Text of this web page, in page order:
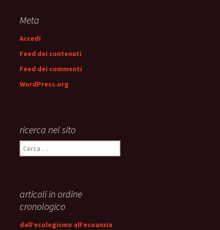
articolo
Meta
Accedi
Feed dei contenuti
Feed dei commenti
WordPress.org
ricerca nel sito
Ricerca
per:
articoli in ordine
cronologico
dall’ecologismo all’ecoansia